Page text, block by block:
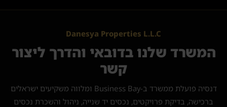
Danesya Properties L.L.C
המשרד שלנו בדובאי והדרך ליצור
קשר
דנסיה פועלת ממשרד ב-Business Bay ומלווה משקיעים ישראלים
ברכישה, בדיקת פרויקטים, נכסים יד שנייה, ניהול והשכרת נכסים